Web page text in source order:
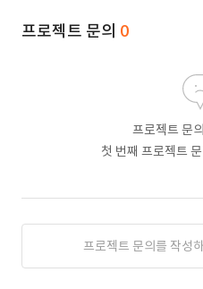
프로젝트 문의 0
프로젝트 문
첫 번째 프로젝트
프로젝트 문의를 작성